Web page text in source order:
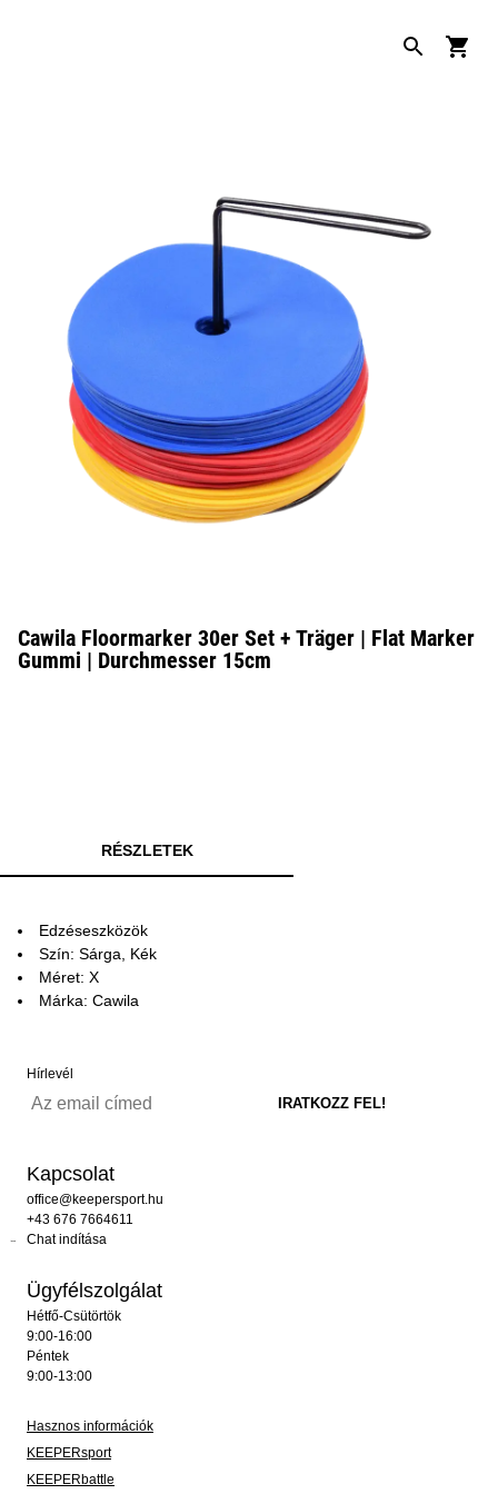
Cawila Floormarker 30er Set + Träger | Flat Marker
Gummi | Durchmesser 15cm
RÉSZLETEK
Edzéseszközök
Szín: Sárga, Kék
Méret: X
Márka: Cawila
Hírlevél
Kapcsolat
office@keepersport.hu
+43 676 7664611
Chat indítása
Ügyfélszolgálat
Hétfő-Csütörtök
9:00-16:00
Péntek
9:00-13:00
Hasznos információk
KEEPERsport
KEEPERbattle